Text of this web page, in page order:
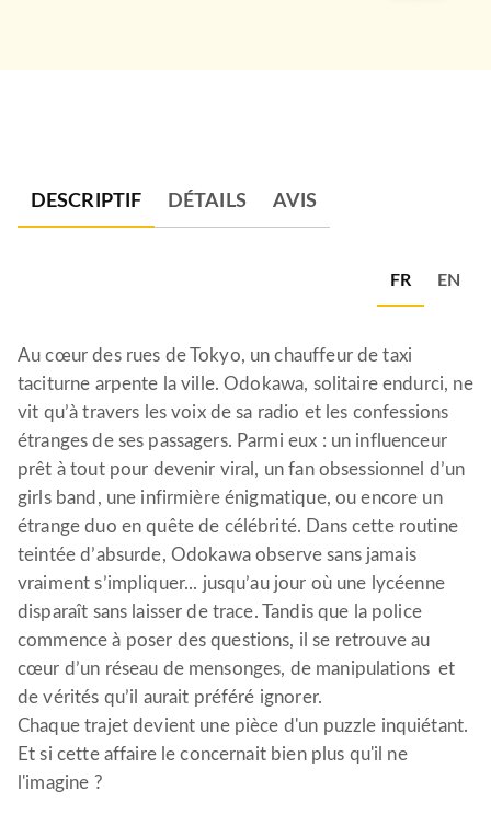
DESCRIPTIF DÉTAILS AVIS
FR EN
Au cœur des rues de Tokyo, un chauffeur de taxi
taciturne arpente la ville. Odokawa, solitaire endurci, ne
vit qu’à travers les voix de sa radio et les confessions
étranges de ses passagers. Parmi eux : un influenceur
prêt à tout pour devenir viral, un fan obsessionnel d’un
girls band, une infirmière énigmatique, ou encore un
étrange duo en quête de célébrité. Dans cette routine
teintée d’absurde, Odokawa observe sans jamais
vraiment s’impliquer... jusqu’au jour où une lycéenne
disparaît sans laisser de trace. Tandis que la police
commence à poser des questions, il se retrouve au
cœur d’un réseau de mensonges, de manipulations et
de vérités qu’il aurait préféré ignorer.
Chaque trajet devient une pièce d'un puzzle inquiétant.
Et si cette affaire le concernait bien plus qu'il ne
l'imagine ?